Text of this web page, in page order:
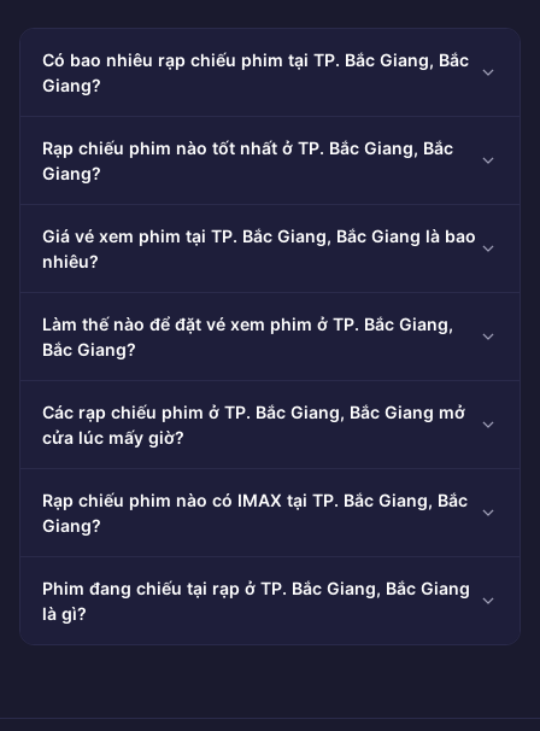
Có bao nhiêu rạp chiếu phim tại TP. Bắc Giang, Bắc
Giang?
Rạp chiếu phim nào tốt nhất ở TP. Bắc Giang, Bắc
Giang?
Giá vé xem phim tại TP. Bắc Giang, Bắc Giang là bao
nhiêu?
Làm thế nào để đặt vé xem phim ở TP. Bắc Giang,
Bắc Giang?
Các rạp chiếu phim ở TP. Bắc Giang, Bắc Giang mở
cửa lúc mấy giờ?
Rạp chiếu phim nào có IMAX tại TP. Bắc Giang, Bắc
Giang?
Phim đang chiếu tại rạp ở TP. Bắc Giang, Bắc Giang
là gì?